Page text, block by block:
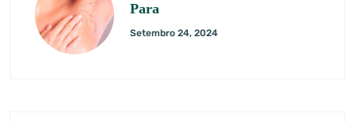
Para
Setembro 24, 2024